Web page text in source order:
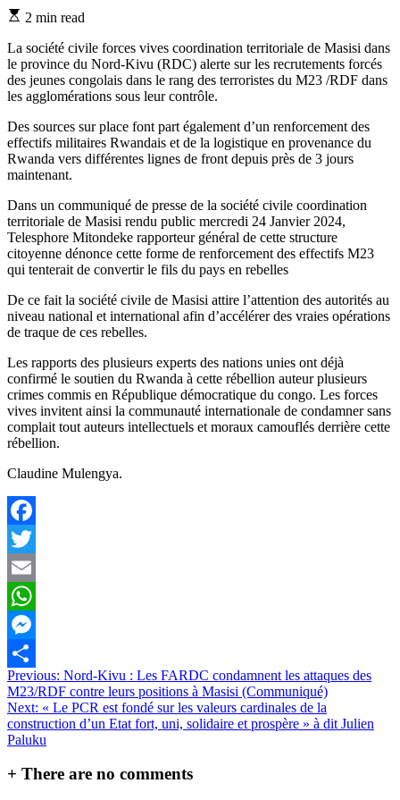
Estimated
time
2 min read
La société civile forces vives coordination territoriale de Masisi dans
le province du Nord-Kivu (RDC) alerte sur les recrutements forcés
des jeunes congolais dans le rang des terroristes du M23 /RDF dans
les agglomérations sous leur contrôle.
Des sources sur place font part également d’un renforcement des
effectifs militaires Rwandais et de la logistique en provenance du
Rwanda vers différentes lignes de front depuis près de 3 jours
maintenant.
Dans un communiqué de presse de la société civile coordination
territoriale de Masisi rendu public mercredi 24 Janvier 2024,
Telesphore Mitondeke rapporteur général de cette structure
citoyenne dénonce cette forme de renforcement des effectifs M23
qui tenterait de convertir le fils du pays en rebelles
De ce fait la société civile de Masisi attire l’attention des autorités au
niveau national et international afin d’accélérer des vraies opérations
de traque de ces rebelles.
Les rapports des plusieurs experts des nations unies ont déjà
confirmé le soutien du Rwanda à cette rébellion auteur plusieurs
crimes commis en République démocratique du congo. Les forces
vives invitent ainsi la communauté internationale de condamner sans
complait tout auteurs intellectuels et moraux camouflés derrière cette
rébellion.
Claudine Mulengya.
Facebook
Twitter
Email
WhatsApp
Messenger
Partager
Navigation
de
l’article
Previous: Nord-Kivu : Les FARDC condamnent les attaques des
M23/RDF contre leurs positions à Masisi (Communiqué)
Next: « Le PCR est fondé sur les valeurs cardinales de la
construction d’un Etat fort, uni, solidaire et prospère » à dit Julien
Paluku
+ There are no comments